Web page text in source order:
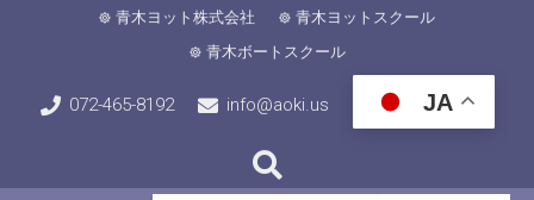
青木ヨット株式会社
青木ヨットスクール
青木ボートスクール
072-465-8192 info@aoki.us JA